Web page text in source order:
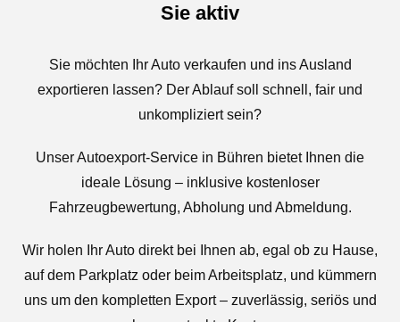
Sie aktiv
Sie möchten Ihr Auto verkaufen und ins Ausland
exportieren lassen? Der Ablauf soll schnell, fair und
unkompliziert sein?
Unser Autoexport-Service in Bühren bietet Ihnen die
ideale Lösung – inklusive kostenloser
Fahrzeugbewertung, Abholung und Abmeldung.
Wir holen Ihr Auto direkt bei Ihnen ab, egal ob zu Hause,
auf dem Parkplatz oder beim Arbeitsplatz, und kümmern
uns um den kompletten Export – zuverlässig, seriös und